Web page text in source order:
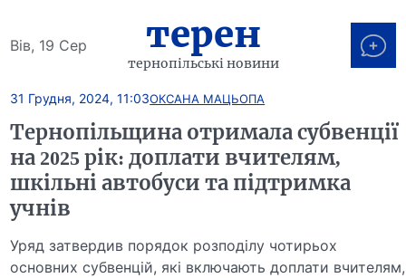
Вів, 19 Сер терен
тернопільські новини
31 Грудня, 2024, 11:03ОКСАНА МАЦЬОПА
Тернопільщина отримала субвенції
на 2025 рік: доплати вчителям,
шкільні автобуси та підтримка
учнів
Уряд затвердив порядок розподілу чотирьох
основних субвенцій, які включають доплати вчителям,